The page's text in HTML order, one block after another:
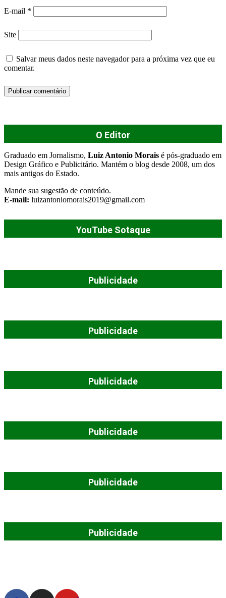
E-mail *
Site
Salvar meus dados neste navegador para a próxima vez que eu
comentar.
O Editor
Graduado em Jornalismo, Luiz Antonio Morais é pós-graduado em
Design Gráfico e Publicitário. Mantém o blog desde 2008, um dos
mais antigos do Estado.
Mande sua sugestão de conteúdo.
E-mail: luizantoniomorais2019@gmail.com
YouTube Sotaque
Publicidade
Publicidade
Publicidade
Publicidade
Publicidade
Publicidade